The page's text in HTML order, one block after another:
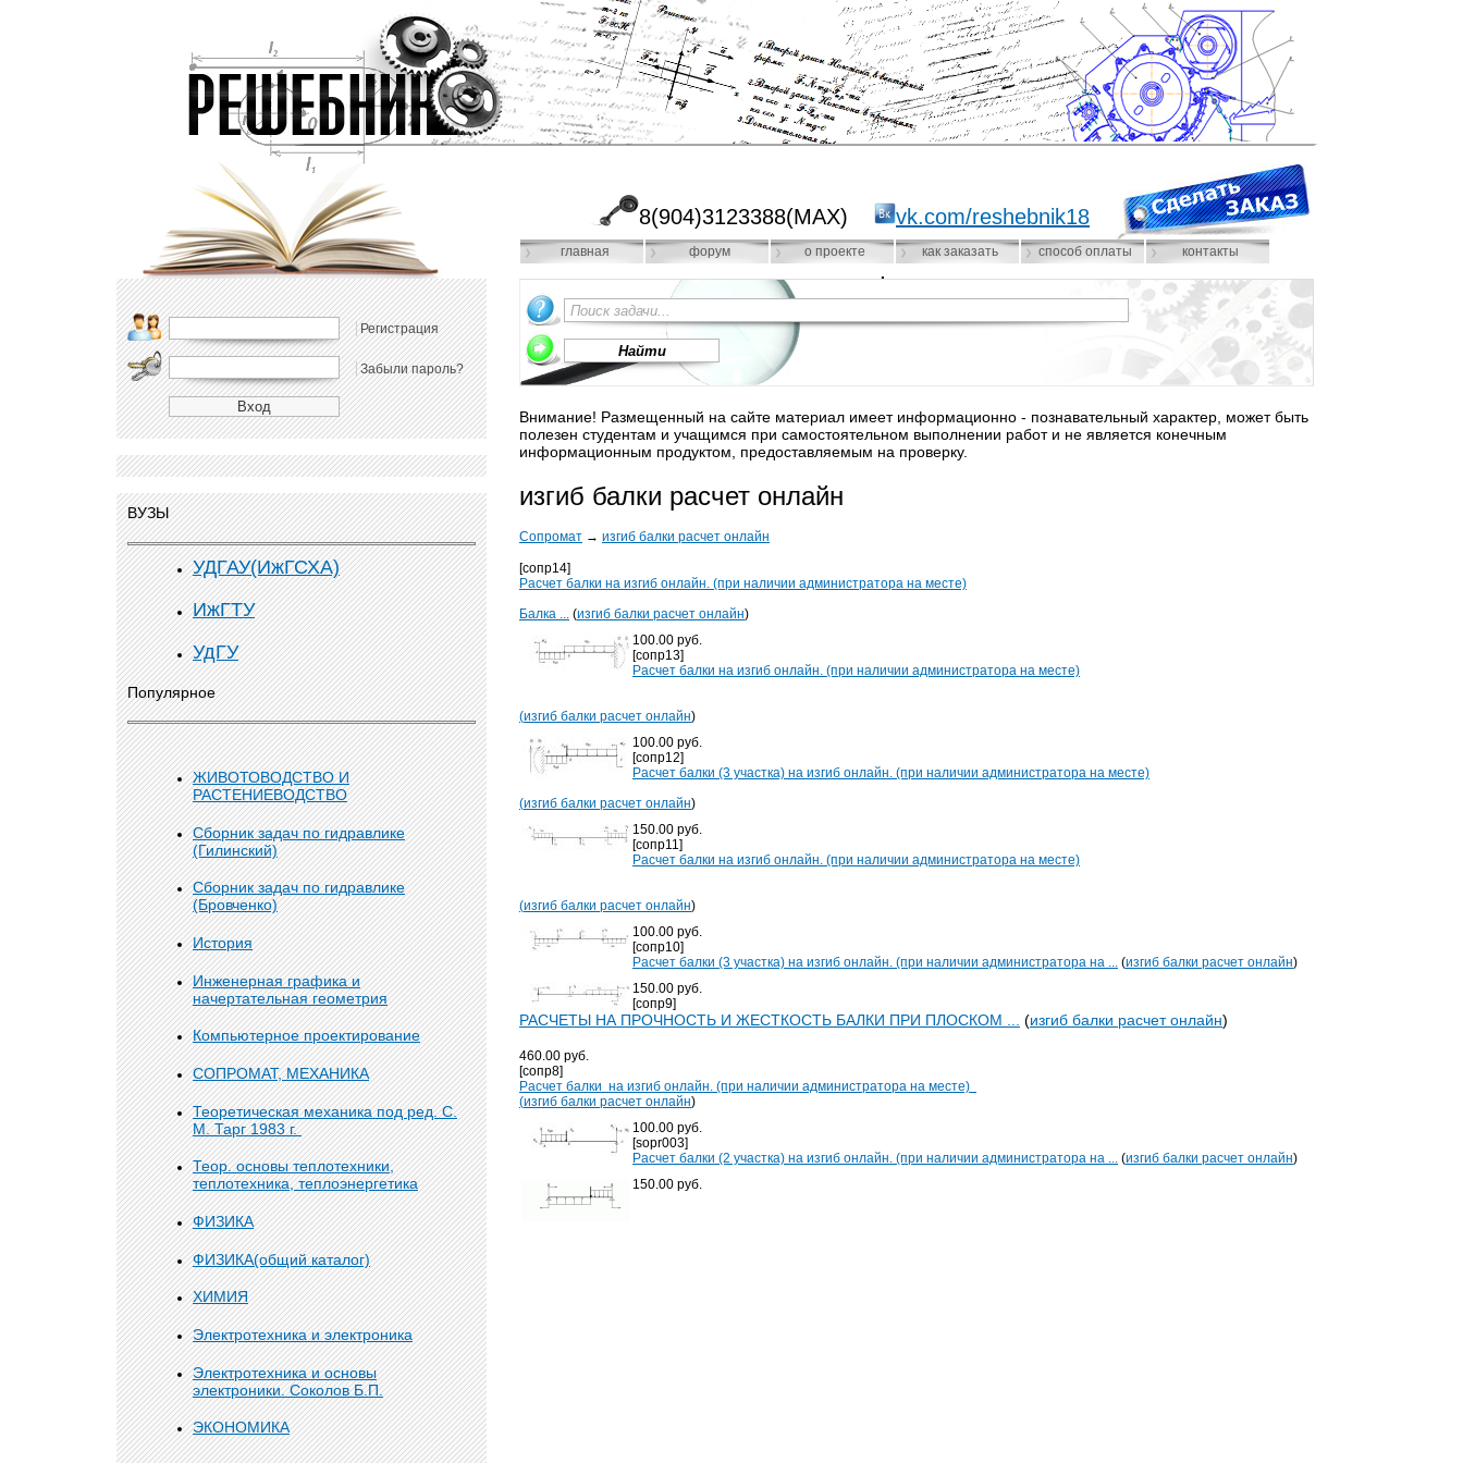
8(904)3123388(MAX) vk.com/reshebnik18
главная форум о проекте как заказать способ оплаты контакты
Регистрация
Забыли пароль?
ВУЗЫ
УДГАУ(ИжГСХА)
ИжГТУ
УдГУ
Популярное
ЖИВОТОВОДСТВО И
РАСТЕНИЕВОДСТВО
Сборник задач по гидравлике
(Гилинский)
Сборник задач по гидравлике
(Бровченко)
История
Инженерная графика и
начертательная геометрия
Компьютерное проектирование
СОПРОМАТ, МЕХАНИКА
Теоретическая механика под ред. С.
М. Тарг 1983 г.
Теор. основы теплотехники,
теплотехника, теплоэнергетика
ФИЗИКА
ФИЗИКА(общий каталог)
ХИМИЯ
Электротехника и электроника
Электротехника и основы
электроники. Соколов Б.П.
ЭКОНОМИКА
Внимание! Размещенный на сайте материал имеет информационно - познавательный характер, может быть
полезен студентам и учащимся при самостоятельном выполнении работ и не является конечным
информационным продуктом, предоставляемым на проверку.
изгиб балки расчет онлайн
Сопромат → изгиб балки расчет онлайн
[сопр14]
Расчет балки на изгиб онлайн. (при наличии администратора на месте)
Балка ...
(изгиб балки расчет онлайн)
100.00 руб.
[сопр13]
Расчет балки на изгиб онлайн. (при наличии администратора на месте)
(изгиб балки расчет онлайн)
100.00 руб.
[сопр12]
Расчет балки (3 участка) на изгиб онлайн. (при наличии администратора на месте)
(изгиб балки расчет онлайн)
150.00 руб.
[сопр11]
Расчет балки на изгиб онлайн. (при наличии администратора на месте)
(изгиб балки расчет онлайн)
100.00 руб.
[сопр10]
Расчет балки (3 участка) на изгиб онлайн. (при наличии администратора на ...
(изгиб балки расчет онлайн)
150.00 руб.
[сопр9]
РАСЧЕТЫ НА ПРОЧНОСТЬ И ЖЕСТКОСТЬ БАЛКИ ПРИ ПЛОСКОМ ... (изгиб балки расчет онлайн)
460.00 руб.
[сопр8]
Расчет балки на изгиб онлайн. (при наличии администратора на месте)
(изгиб балки расчет онлайн)
100.00 руб.
[sopr003]
Расчет балки (2 участка) на изгиб онлайн. (при наличии администратора на ... (изгиб балки расчет онлайн)
150.00 руб.